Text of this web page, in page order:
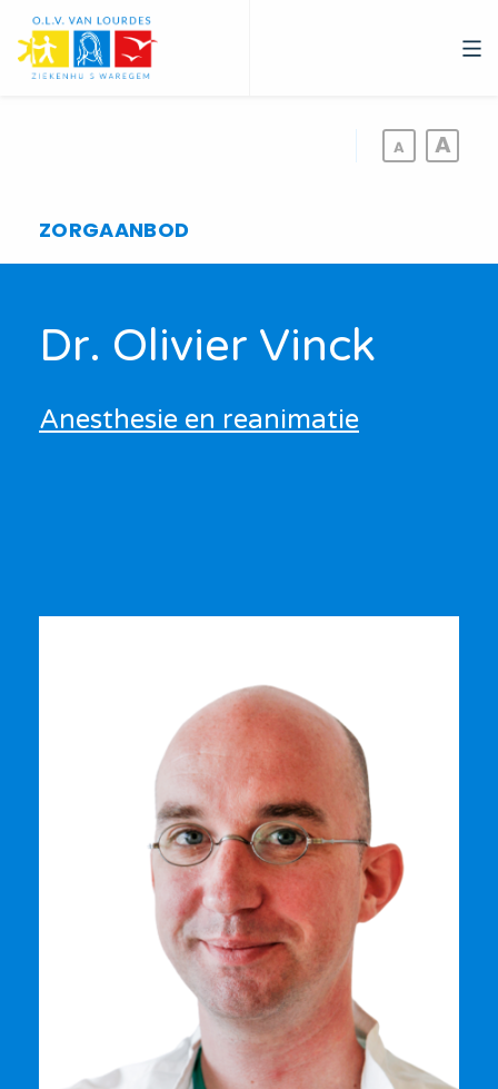
Overslaan
en
naar
ZORGAANBOD
Dr. Olivier Vinck
Anesthesie en reanimatie